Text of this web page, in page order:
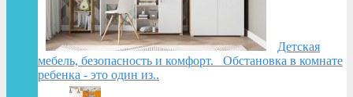
Детская
мебель, безопасность и комфорт. Обстановка в комнате
ребенка - это один из..